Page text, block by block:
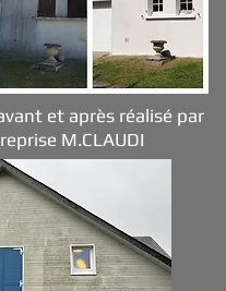
et après réalisé par
M.CLAUDI